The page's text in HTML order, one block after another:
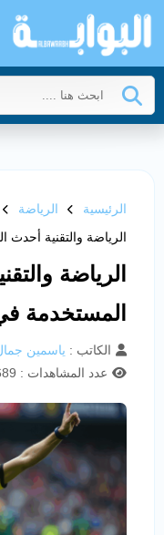
الرئيسية الرياضة
الرياضة والتقنية أحدث
الرياضة
المستخدمة
الكاتب : ياسمين
عدد المشاهدات : 689